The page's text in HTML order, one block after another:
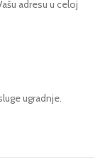
adresu u celoj
ugradnje.